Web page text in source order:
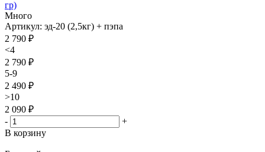
гр)
Много
Артикул: эд-20 (2,5кг) + пэпа
2 790 ₽
<4
2 790 ₽
5-9
2 490 ₽
>10
2 090 ₽
-
+
В корзину